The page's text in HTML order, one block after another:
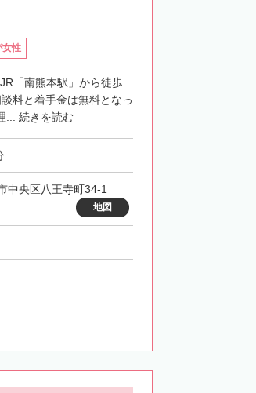
女性
「南熊本駅」から徒歩
料と着手金は無料となっ
... 続きを読む
中央区八王寺町34-1
地図